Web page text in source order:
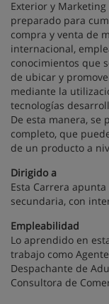
Exterior y
preparado para
compra y venta de
internacional,
conocimientos que
de ubicar y
mediante la
tecnologías
De esta manera, se
completo, que
de un producto a
Dirigido a
Esta Carrera
secundaria, con
Empleabilidad
Lo aprendido en
trabajo como
Despachante de
Consultora de